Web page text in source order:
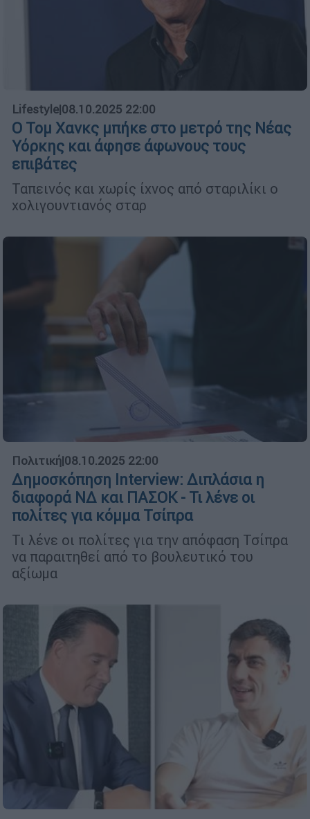
Lifestyle|08.10.2025 22:00
Ο Τομ Χανκς μπήκε στο μετρό της Νέας
Υόρκης και άφησε άφωνους τους
επιβάτες
Ταπεινός και χωρίς ίχνος από σταριλίκι ο
χολιγουντιανός σταρ
Πολιτική|08.10.2025 22:00
Δημοσκόπηση Interview: Διπλάσια η
διαφορά ΝΔ και ΠΑΣΟΚ - Τι λένε οι
πολίτες για κόμμα Τσίπρα
Τι λένε οι πολίτες για την απόφαση Τσίπρα
να παραιτηθεί από το βουλευτικό του
αξίωμα